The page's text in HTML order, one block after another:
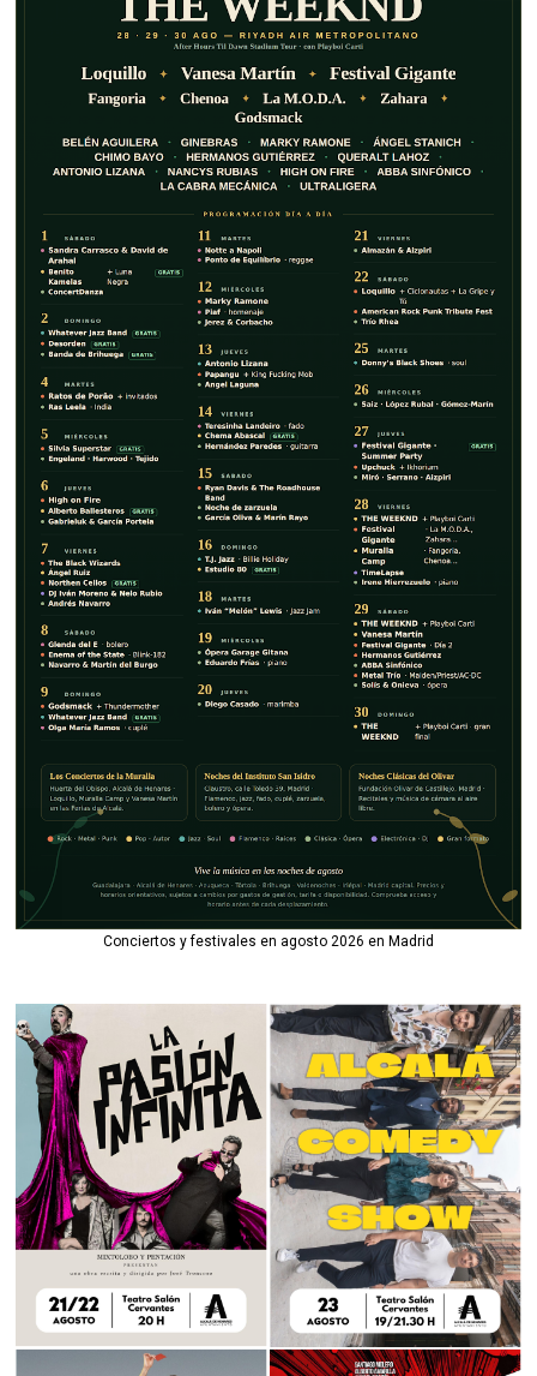
Conciertos y festivales en agosto 2026 en Madrid